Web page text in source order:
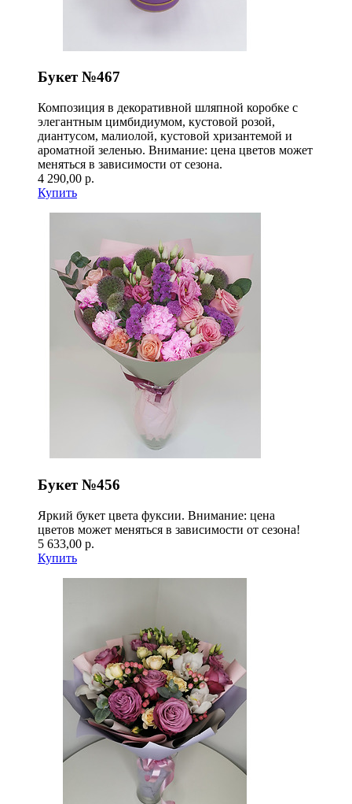
Букет №467
Композиция в декоративной шляпной коробке с
элегантным цимбидиумом, кустовой розой,
диантусом, малиолой, кустовой хризантемой и
ароматной зеленью. Внимание: цена цветов может
меняться в зависимости от сезона.
4 290,00 р.
Купить
Букет №456
Яркий букет цвета фуксии. Внимание: цена
цветов может меняться в зависимости от сезона!
5 633,00 р.
Купить